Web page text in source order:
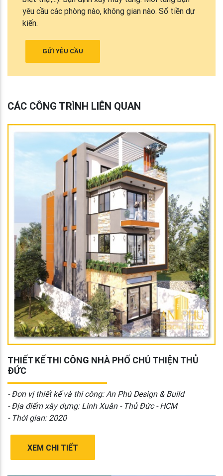
yêu cầu các phòng nào, không gian nào. Số tiền dự
kiến.
GỬI YÊU CẦU
CÁC CÔNG TRÌNH LIÊN QUAN
THIẾT KẾ THI CÔNG NHÀ PHỐ CHÚ THIỆN THỦ
ĐỨC
- Đơn vị thiết kế và thi công: An Phú Design & Build
- Địa điểm xây dựng: Linh Xuân - Thủ Đức - HCM
- Thời gian: 2020
XEM CHI TIẾT